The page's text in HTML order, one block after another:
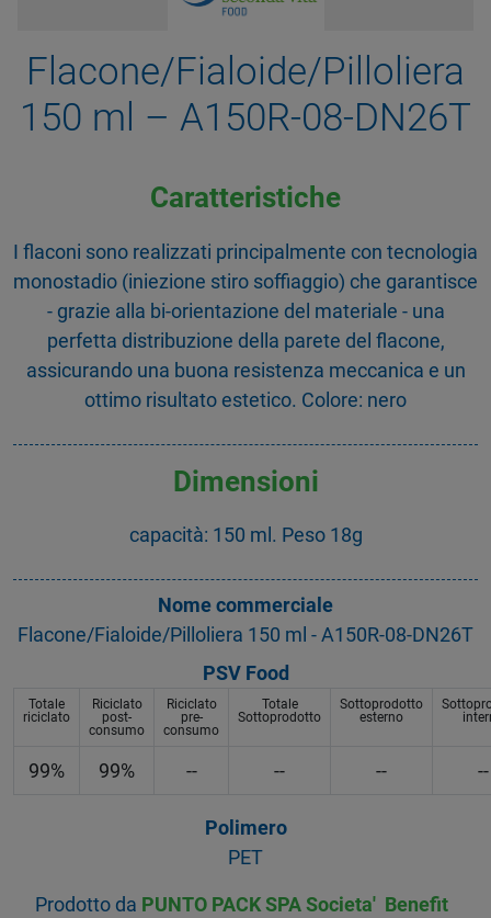
Flacone/Fialoide/Pilloliera
150 ml – A150R-08-DN26T
Caratteristiche
I flaconi sono realizzati principalmente con tecnologia
monostadio (iniezione stiro soffiaggio) che garantisce
- grazie alla bi-orientazione del materiale - una
perfetta distribuzione della parete del flacone,
assicurando una buona resistenza meccanica e un
ottimo risultato estetico. Colore: nero
Dimensioni
capacità: 150 ml. Peso 18g
Nome commerciale
Flacone/Fialoide/Pilloliera 150 ml - A150R-08-DN26T
PSV Food
Totale
riciclato
Riciclato
post-
consumo
Riciclato
pre-
consumo
Totale
Sottoprodotto
Sottoprodotto
esterno
99% 99% -- -- -- --
Polimero
PET
Prodotto da PUNTO PACK SPA Societa' Benefit